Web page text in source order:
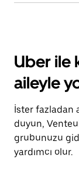
Uber ile
aileyle
İster fazladan
duyun,
grubunuzu
yardımcı olur.